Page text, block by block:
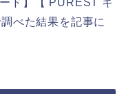
ド】【 PUREST キ
べた結果を記事に